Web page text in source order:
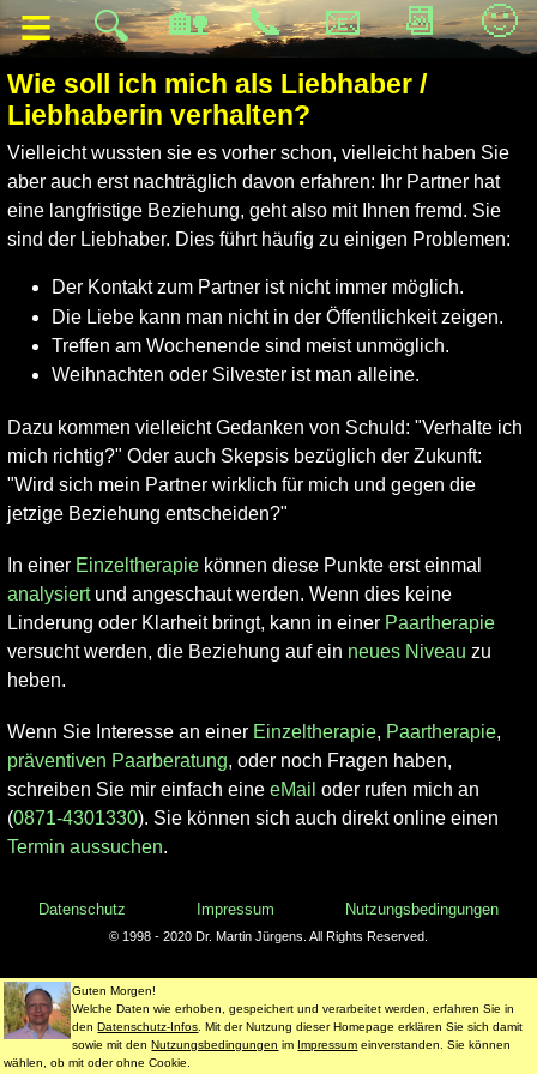
≡ 🔍 🏡 📞 📧 📆 🙂
Wie soll ich mich als Liebhaber /
Liebhaberin verhalten?
Vielleicht wussten sie es vorher schon, vielleicht haben Sie
aber auch erst nachträglich davon erfahren: Ihr Partner hat
eine langfristige Beziehung, geht also mit Ihnen fremd. Sie
sind der Liebhaber. Dies führt häufig zu einigen Problemen:
Der Kontakt zum Partner ist nicht immer möglich.
Die Liebe kann man nicht in der Öffentlichkeit zeigen.
Treffen am Wochenende sind meist unmöglich.
Weihnachten oder Silvester ist man alleine.
Dazu kommen vielleicht Gedanken von Schuld: "Verhalte ich
mich richtig?" Oder auch Skepsis bezüglich der Zukunft:
"Wird sich mein Partner wirklich für mich und gegen die
jetzige Beziehung entscheiden?"
In einer Einzeltherapie können diese Punkte erst einmal
analysiertund angeschaut werden. Wenn dies keine
Linderung oder Klarheit bringt, kann in einer Paartherapie
versucht werden, die Beziehung auf ein neues Niveau zu
heben.
Wenn Sie Interesse an einer Einzeltherapie, Paartherapie,
präventiven Paarberatung, oder noch Fragen haben,
schreiben Sie mir einfach eineeMail oder rufen mich an
(0871-4301330). Sie können sich auch direkt online einen
Termin aussuchen.
Datenschutz Impressum Nutzungsbedingungen
© 1998 - 2020 Dr. Martin Jürgens. All Rights Reserved.
Guten Morgen!
Welche Daten wie erhoben, gespeichert und verarbeitet werden, erfahren Sie in
denDatenschutz-Infos . Mit der Nutzung dieser Homepage erklären Sie sich damit
sowie mit denNutzungsbedingungen im Impressum einverstanden. Sie können
wählen, ob mit oder ohne Cookie.